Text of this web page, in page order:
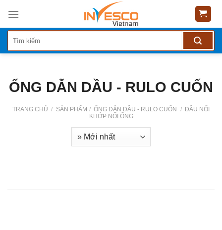
content
ỐNG DẪN DẦU - RULO CUỐN
TRANG CHỦ / SẢN PHẨM / ỐNG DẪN DẦU - RULO CUỐN / ĐẦU NỐI
KHỚP NỐI ỐNG